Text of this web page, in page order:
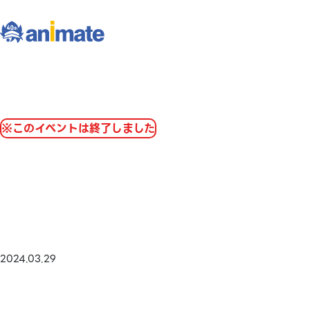
※このイベントは終了しました
2024.03.29